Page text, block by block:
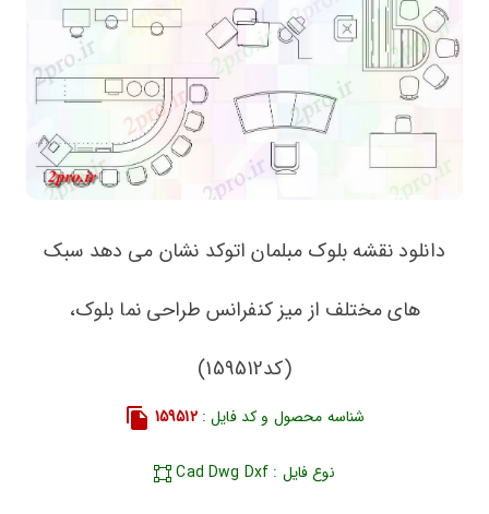
دانلود نقشه بلوک مبلمان اتوکد نشان می دهد سبک
های مختلف از میز کنفرانس طراحی نما بلوک،
(کد159512)
شناسه محصول و کد فایل :159512
نوع فایل : Cad Dwg Dxf